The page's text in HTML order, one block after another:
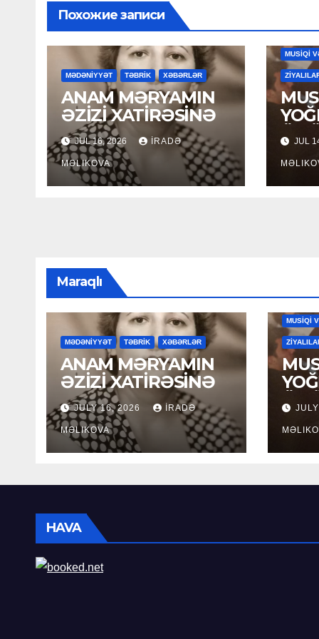
Похожие записи
MƏDƏNİYYƏT TƏBRİK XƏBƏRLƏR
ANAM MƏRYAMIN
ƏZİZİ XATİRƏSİNƏ
JUL 16, 2026 İRADƏ
MƏLIKOVA
MUSİQİ
JUL
Maraqlı
MƏDƏNİYYƏT TƏBRİK XƏBƏRLƏR
ANAM MƏRYAMIN
ƏZİZİ XATİRƏSİNƏ
JULY 16, 2026 İRADƏ
MƏLIKOVA
MUSİQİ
HAVA